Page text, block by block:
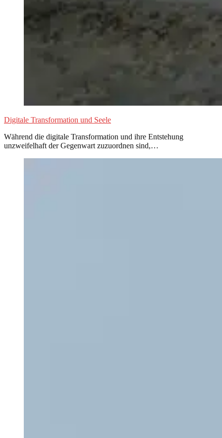
Digitale Transformation und Seele
Während die digitale Transformation und ihre Entstehung
unzweifelhaft der Gegenwart zuzuordnen sind,…